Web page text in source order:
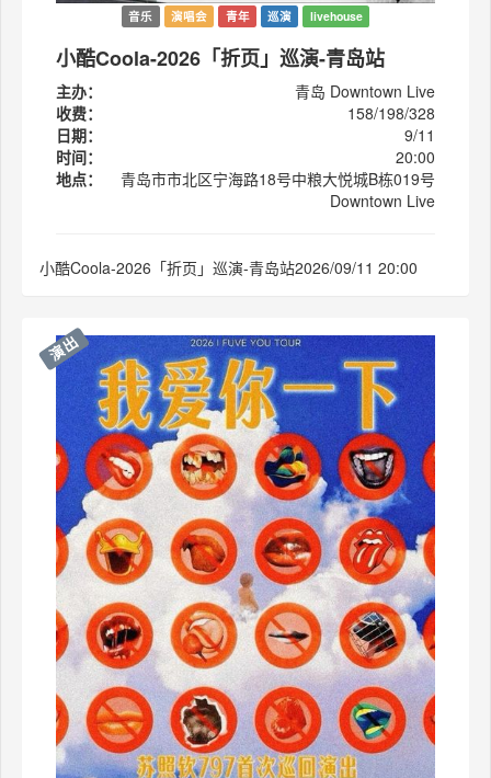
音乐 演唱会 青年 巡演 livehouse
小酷Coola-2026「折页」巡演-青岛站
主办：
青岛 Downtown Live
收费：
158/198/328
日期：
9/11
时间：
20:00
地点：
青岛市市北区宁海路18号中粮大悦城B栋019号
Downtown Live
小酷Coola-2026「折页」巡演-青岛站2026/09/11 20:00
演出